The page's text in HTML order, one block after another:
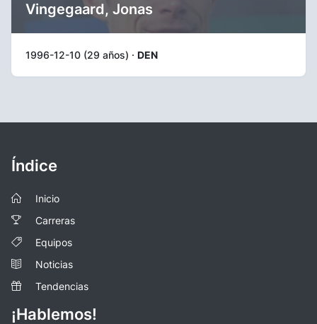
Vingegaard, Jonas
1996-12-10 (29 años) · DEN
Índice
Inicio
Carreras
Equipos
Noticias
Tendencias
¡Hablemos!